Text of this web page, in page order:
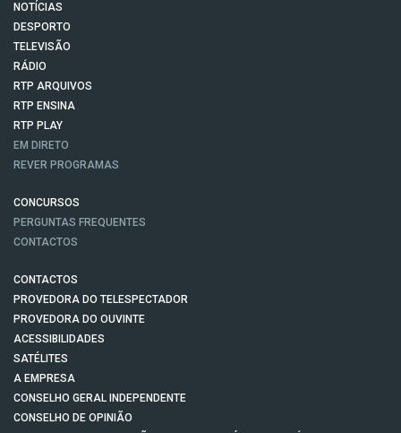
NOTÍCIAS
DESPORTO
TELEVISÃO
RÁDIO
RTP ARQUIVOS
RTP ENSINA
RTP PLAY
EM DIRETO
REVER PROGRAMAS
CONCURSOS
PERGUNTAS FREQUENTES
CONTACTOS
CONTACTOS
PROVEDORA DO TELESPECTADOR
PROVEDORA DO OUVINTE
ACESSIBILIDADES
SATÉLITES
A EMPRESA
CONSELHO GERAL INDEPENDENTE
CONSELHO DE OPINIÃO